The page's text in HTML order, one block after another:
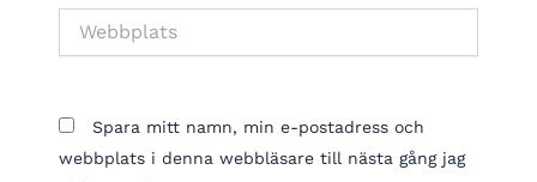
Spara mitt namn, min e-postadress och
webbplats i denna webbläsare till nästa gång jag